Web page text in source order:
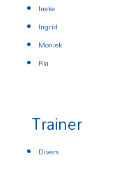
Ineke
Ingrid
Moniek
Ria
Trainer
Divers